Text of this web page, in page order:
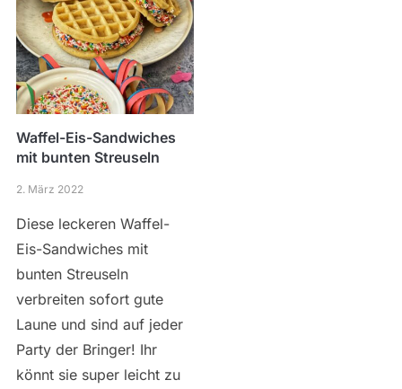
Waffel-Eis-Sandwiches
mit bunten Streuseln
2. März 2022
Diese leckeren Waffel-
Eis-Sandwiches mit
bunten Streuseln
verbreiten sofort gute
Laune und sind auf jeder
Party der Bringer! Ihr
könnt sie super leicht zu